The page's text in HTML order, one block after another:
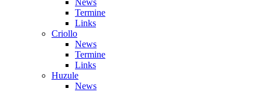
News
Termine
Links
Criollo
News
Termine
Links
Huzule
News